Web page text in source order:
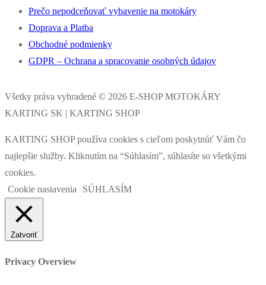
Prečo nepodceňovať vybavenie na motokáry
Doprava a Platba
Obchodné podmienky
GDPR – Ochrana a spracovanie osobných údajov
Všetky práva vyhradené © 2026 E-SHOP MOTOKÁRY
KARTING SK | KARTING SHOP
KARTING SHOP používa cookies s cieľom poskytnúť Vám čo
najlepšie služby. Kliknutím na “Súhlasím”, súhlasíte so všetkými
cookies.
Cookie nastavenia
SÚHLASÍM
Zatvoriť
Privacy Overview